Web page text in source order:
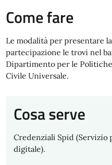
Come fare
Le modalità per presentare
partecipazione le trovi nel
Dipartimento per le
Civile Universale.
Cosa serve
Credenziali Spid
digitale).